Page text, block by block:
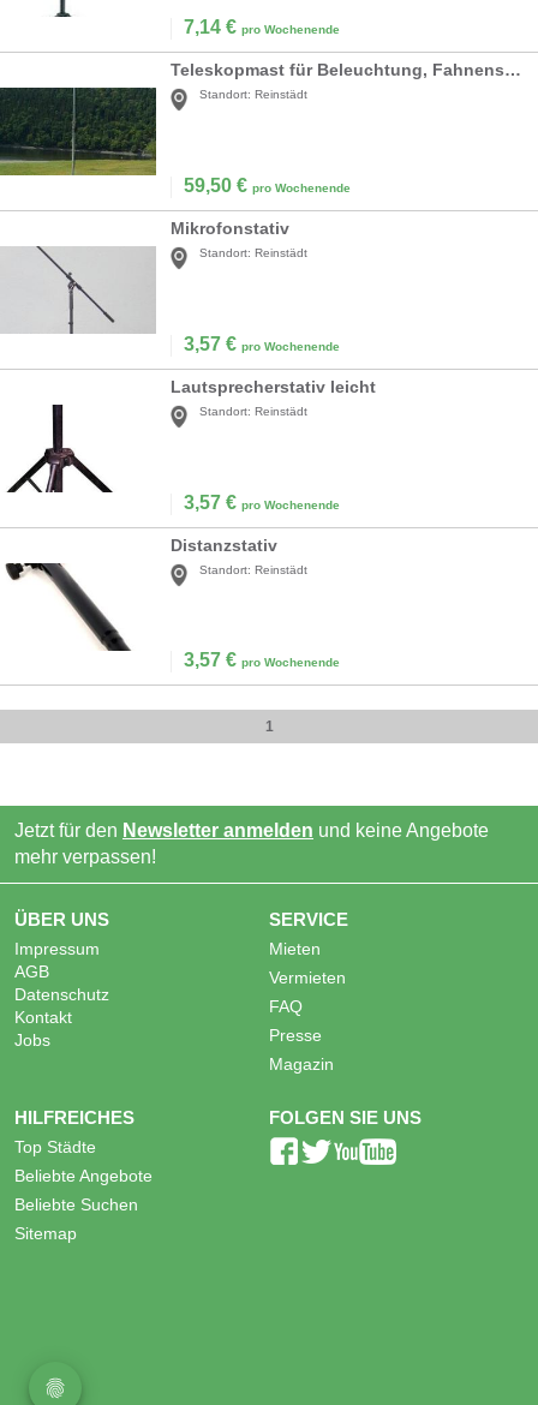
7,14 € pro Wochenende
Teleskopmast für Beleuchtung, Fahnenstangen
Standort: Reinstädt
59,50 € pro Wochenende
Mikrofonstativ
Standort: Reinstädt
3,57 € pro Wochenende
Lautsprecherstativ leicht
Standort: Reinstädt
3,57 € pro Wochenende
Distanzstativ
Standort: Reinstädt
3,57 € pro Wochenende
1
Jetzt für den Newsletter anmelden und keine Angebote
mehr verpassen!
ÜBER UNS
Impressum
AGB
Datenschutz
Kontakt
Jobs
SERVICE
Mieten
Vermieten
FAQ
Presse
Magazin
HILFREICHES
Top Städte
Beliebte Angebote
Beliebte Suchen
Sitemap
FOLGEN SIE UNS